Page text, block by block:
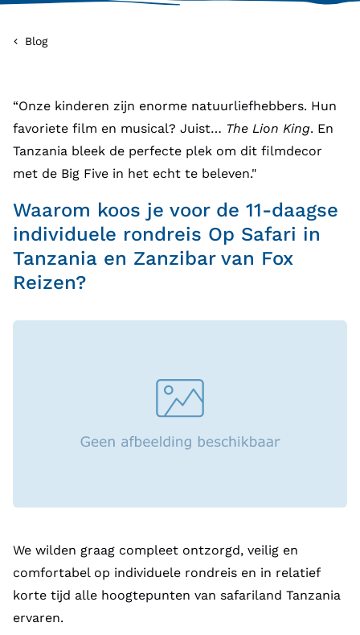
Blog
“Onze kinderen zijn enorme natuurliefhebbers. Hun
favoriete film en musical? Juist… The Lion King. En
Tanzania bleek de perfecte plek om dit filmdecor
met de Big Five in het echt te beleven."
Waarom koos je voor de 11-daagse
individuele rondreis Op Safari in
Tanzania en Zanzibar van Fox
Reizen?
We wilden graag compleet ontzorgd, veilig en
comfortabel op individuele rondreis en in relatief
korte tijd alle hoogtepunten van safariland Tanzania
ervaren.